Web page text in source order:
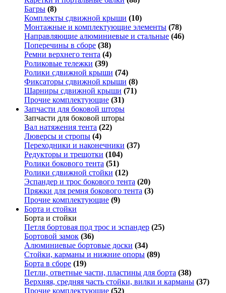
Багры (8)
Комплекты сдвижной крыши (10)
Монтажные и комплектующие элементы (78)
Направляющие алюминиевые и стальные (46)
Поперечины в сборе (38)
Ремни верхнего тента (4)
Роликовые тележки (39)
Ролики сдвижной крыши (74)
Фиксаторы сдвижной крыши (8)
Шарниры сдвижной крыши (71)
Прочие комплектующие (31)
Запчасти для боковой шторы
Запчасти для боковой шторы
Вал натяжения тента (22)
Люверсы и стропы (4)
Переходники и наконечники (37)
Редукторы и трещотки (104)
Ролики бокового тента (51)
Ролики сдвижной стойки (12)
Эспандер и трос бокового тента (20)
Пряжки для ремня бокового тента (3)
Прочие комплектующие (9)
Борта и стойки
Борта и стойки
Петля бортовая под трос и эспандер (25)
Бортовой замок (36)
Алюминиевые бортовые доски (34)
Стойки, карманы и нижние опоры (89)
Борта в сборе (19)
Петли, ответные части, пластины для борта (38)
Верхняя, средняя часть стойки, вилки и карманы (37)
Прочие комплектующие (52)